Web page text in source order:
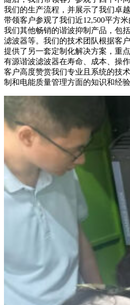
我们的生产流程，并展示了我们卓
带领客户参观了我们近12,500平方
我们其他畅销的谐波抑制产品，包
滤波器等。我们的技术团队根据客
提供了另一套定制化解决方案，重
有源谐波滤波器在寿命、成本、操
客户高度赞赏我们专业且系统的技
制和电能质量管理方面的知识和经验